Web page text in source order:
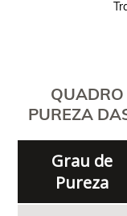
PUREZA
Grau de
Pureza